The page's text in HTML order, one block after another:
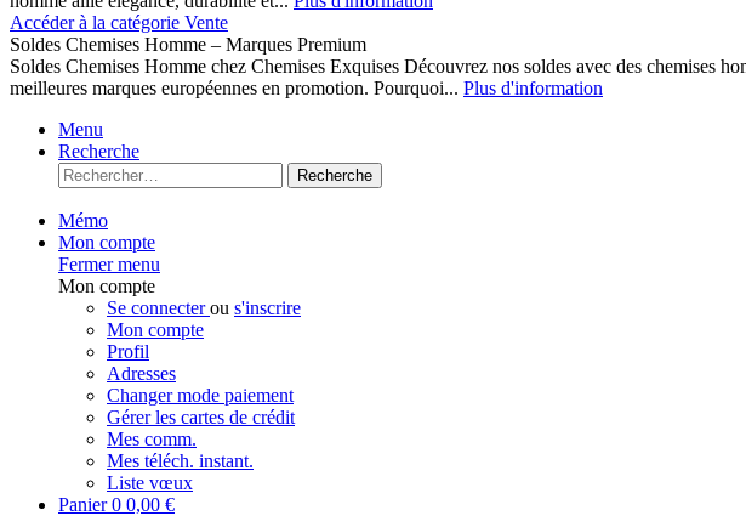
Accéder à la catégorie Vente
Soldes Chemises Homme – Marques Premium
Soldes Chemises Homme chez Chemises Exquises Découvrez nos soldes avec des
meilleures marques européennes en promotion. Pourquoi... Plus d'information
Menu
Recherche
Recherche
Mémo
Mon compte
Fermer menu
Mon compte
Se connecterou s'inscrire
Mon compte
Profil
Adresses
Changer mode paiement
Gérer les cartes de crédit
Mes comm.
Mes téléch. instant.
Liste vœux
Panier0 0,00 €